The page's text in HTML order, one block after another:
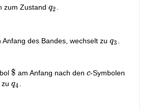
zum Zustand q_2
q2
Anfang des Bandes, wechselt zu q_3
q3
\$
$ am Anfang nach den c
c-Symbolen
q_4
q4